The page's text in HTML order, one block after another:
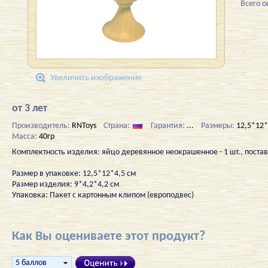
Увеличить изображение
Всего
от 3 лет
Производитель: RNToys Страна: Гарантия: ... Размеры:
Масса: 40гр
Комплектность изделия: яйцо деревянное неокрашенное - 1 шт.,
Размер в упаковке: 12,5*12*4,5 см
Размер изделия: 9*4,2*4,2 см
Упаковка: Пакет с картонным клипом (европодвес)
Как Вы оцениваете этот продукт?